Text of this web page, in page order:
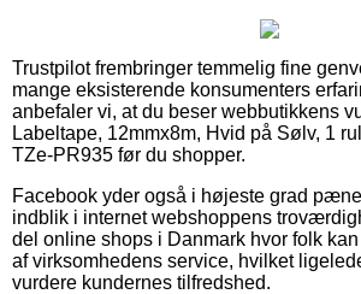
Trustpilot frembringer temmelig fine
mange eksisterende konsumenters
anbefaler vi, at du beser webbutikkens
Labeltape, 12mmx8m, Hvid på Sølv, 1
TZe-PR935 før du shopper.
Facebook yder også i højeste grad
indblik i internet webshoppens
del online shops i Danmark hvor folk
af virksomhedens service, hvilket
vurdere kundernes tilfredshed.